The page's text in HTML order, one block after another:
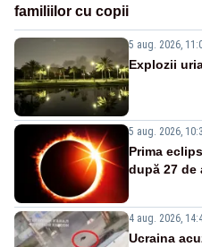
familiilor cu copii
5 aug. 2026,
Explozii
5 aug. 2026,
Prima
după 27 de
4 aug. 2026,
Ucraina